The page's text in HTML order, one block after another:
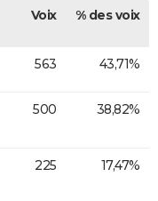
Voix % des voix
563 43,71%
500 38,82%
225 17,47%